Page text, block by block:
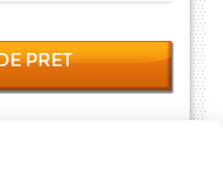
PRET
toutes les semaines.